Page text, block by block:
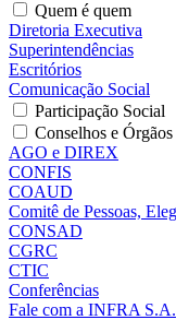
Quem é quem
Diretoria Executiva
Superintendências
Escritórios
Comunicação Social
Participação Social
Conselhos e
AGO e DIREX
CONFIS
COAUD
Comitê de Pessoas,
CONSAD
CGRC
CTIC
Conferências
Fale com a INFRA S.A.